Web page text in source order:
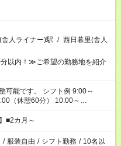
舎人ライナー)駅 / 西日暮里(舎人
以内！≫ご希望の勤務地を紹介
シフト例 9:00～
（休憩60分） 10:00～
仕事の勤務時間の合計が 週40
■2カ月～
/ 服装自由 / シフト勤務 / 10名以